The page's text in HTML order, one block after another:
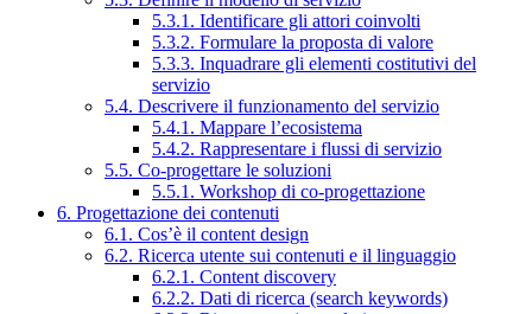
5.3.1. Identificare gli attori coinvolti
5.3.2. Formulare la proposta di valore
5.3.3. Inquadrare gli elementi costitutivi del
servizio
5.4. Descrivere il funzionamento del servizio
5.4.1. Mappare l’ecosistema
5.4.2. Rappresentare i flussi di servizio
5.5. Co-progettare le soluzioni
5.5.1. Workshop di co-progettazione
6. Progettazione dei contenuti
6.1. Cos’è il content design
6.2. Ricerca utente sui contenuti e il linguaggio
6.2.1. Content discovery
6.2.2. Dati di ricerca (search keywords)